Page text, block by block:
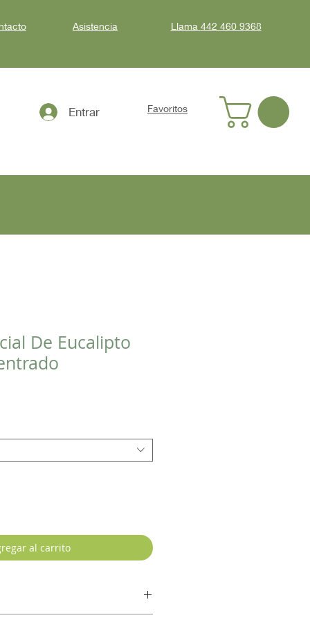
Asistencia Llama 442 460 9368
Entrar Favoritos
De Eucalipto
al carrito